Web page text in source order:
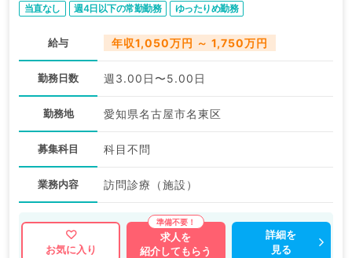
当直なし 週4日以下の常勤勤務 ゆったりめ勤務
給与 年収1,050万円 ～ 1,750万円
勤務日数 週3.00日〜5.00日
勤務地 愛知県名古屋市名東区
募集科目 科目不問
業務内容 訪問診療（施設）
お気に入り
求人を
紹介してもらう
詳細を
見る